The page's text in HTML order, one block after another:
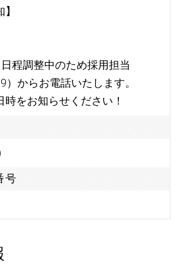
程調整中のため採用担当
）からお電話いたします。
時をお知らせください！
号